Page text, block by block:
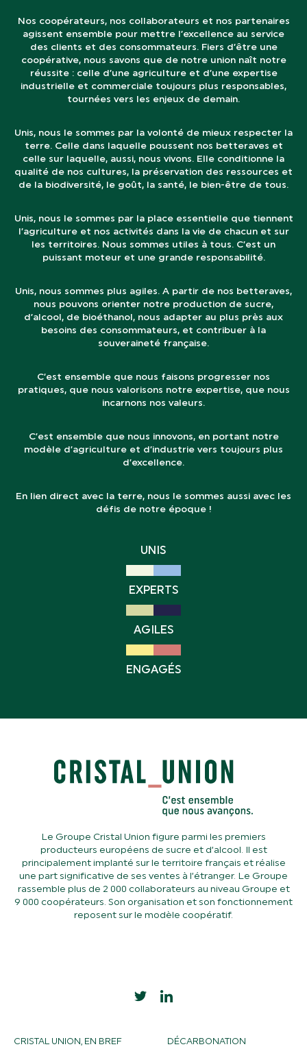
Nos coopérateurs, nos collaborateurs et nos partenaires
agissent ensemble pour mettre l’excellence au service
des clients et des consommateurs. Fiers d’être une
coopérative, nous savons que de notre union naît notre
réussite : celle d’une agriculture et d’une expertise
industrielle et commerciale toujours plus responsables,
tournées vers les enjeux de demain.
Unis, nous le sommes par la volonté de mieux respecter la
terre. Celle dans laquelle poussent nos betteraves et
celle sur laquelle, aussi, nous vivons. Elle conditionne la
qualité de nos cultures, la préservation des ressources et
de la biodiversité, le goût, la santé, le bien-être de tous.
Unis, nous le sommes par la place essentielle que tiennent
l’agriculture et nos activités dans la vie de chacun et sur
les territoires. Nous sommes utiles à tous. C’est un
puissant moteur et une grande responsabilité.
Unis, nous sommes plus agiles. A partir de nos betteraves,
nous pouvons orienter notre production de sucre,
d’alcool, de bioéthanol, nous adapter au plus près aux
besoins des consommateurs, et contribuer à la
souveraineté française.
C’est ensemble que nous faisons progresser nos
pratiques, que nous valorisons notre expertise, que nous
incarnons nos valeurs.
C’est ensemble que nous innovons, en portant notre
modèle d’agriculture et d’industrie vers toujours plus
d’excellence.
En lien direct avec la terre, nous le sommes aussi avec les
défis de notre époque !
UNIS
EXPERTS
AGILES
ENGAGÉS
Le Groupe Cristal Union figure parmi les premiers
producteurs européens de sucre et d’alcool. Il est
principalement implanté sur le territoire français et réalise
une part significative de ses ventes à l’étranger. Le Groupe
rassemble plus de 2 000 collaborateurs au niveau Groupe et
9 000 coopérateurs. Son organisation et son fonctionnement
reposent sur le modèle coopératif.
CRISTAL UNION, EN BREF DÉCARBONATION